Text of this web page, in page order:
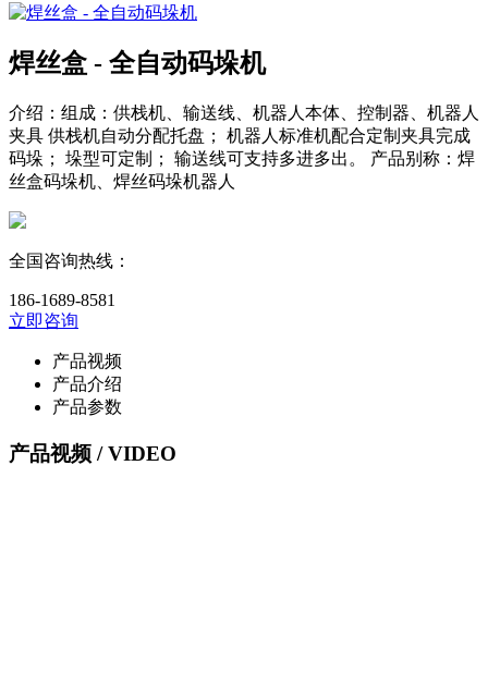
焊丝盒 - 全自动码垛机
介绍： 组成：供栈机、输送线、机器人本体、控制器、机器人
夹具 供栈机自动分配托盘； 机器人标准机配合定制夹具完成
码垛； 垛型可定制； 输送线可支持多进多出。 产品别称：焊
丝盒码垛机、焊丝码垛机器人
全国咨询热线：
186-1689-8581
立即咨询
产品视频
产品介绍
产品参数
产品视频 / VIDEO